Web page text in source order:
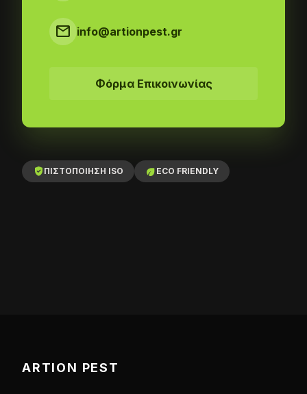
mail info@artionpest.gr
Φόρμα Επικοινωνίας
verified_user ΠΙΣΤΟΠΟΙΗΣΗ ISO eco ECO FRIENDLY
ARTION PEST